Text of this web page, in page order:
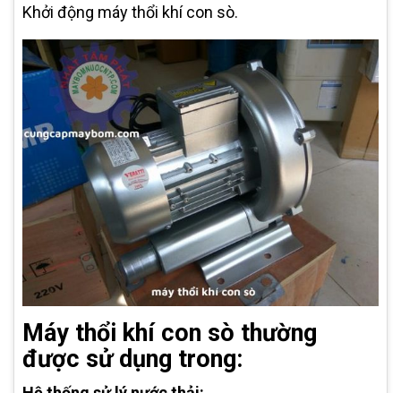
Khởi động máy thổi khí con sò.
Máy thổi khí con sò thường
được sử dụng trong: